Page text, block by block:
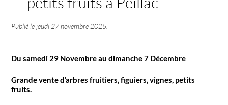
Publié le jeudi 27 novembre 2025
Du samedi 29 Novembre au dimanche 7 Décembre
Grande vente d’arbres fruitiers, figuiers, vignes, petits
fruits.